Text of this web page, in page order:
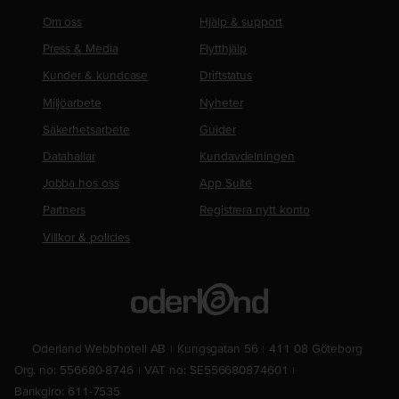
Om oss
Press & Media
Kunder & kundcase
Miljöarbete
Säkerhetsarbete
Datahallar
Jobba hos oss
Partners
Villkor & policies
Hjälp & support
Flytthjälp
Driftstatus
Nyheter
Guider
Kundavdelningen
App Suite
Registrera nytt konto
Oderland Webbhotell AB Kungsgatan 56
411 08 Göteborg
Org. no: 556680-8746
VAT no: SE556680874601
Bankgiro: 611-7535